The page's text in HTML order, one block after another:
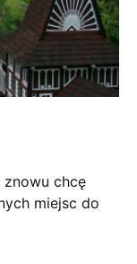
znowu chcę
miejsc do